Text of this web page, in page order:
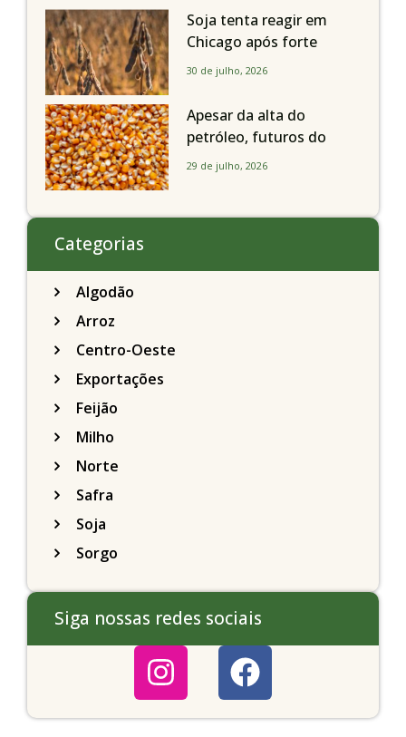
Paulo
Soja tenta reagir em
Chicago após forte
liquidação; portos
de R$ 150/sc
30 de julho, 2026
Apesar da alta do
petróleo, futuros do
milho recuam em
29 de julho, 2026
Categorias
Algodão
Arroz
Centro-Oeste
Exportações
Feijão
Milho
Norte
Safra
Soja
Sorgo
Siga nossas redes sociais